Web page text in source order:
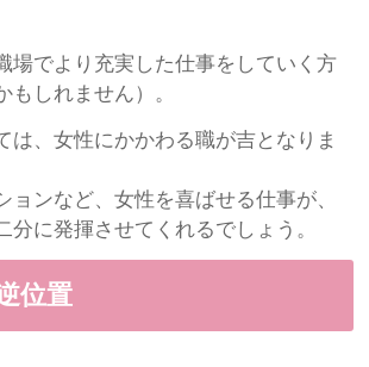
場でより充実した仕事をしていく方
もしれません）。
は、女性にかかわる職が吉となりま
ョンなど、女性を喜ばせる仕事が、
分に発揮させてくれるでしょう。
逆位置